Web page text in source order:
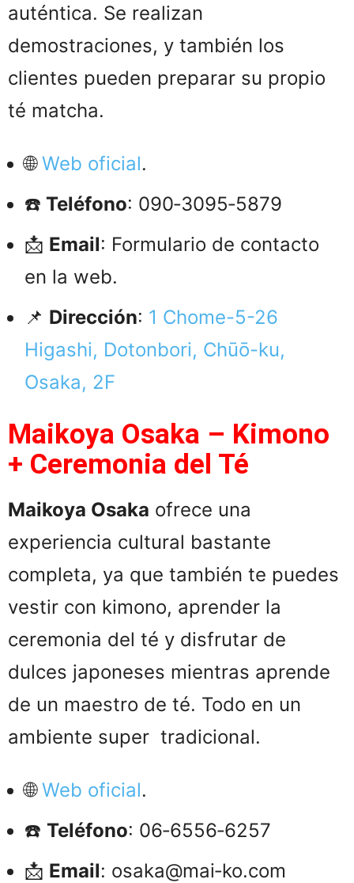
auténtica. Se realizan
demostraciones, y también los
clientes pueden preparar su propio
té matcha.
🌐Web oficial.
☎️ Teléfono: 090‑3095‑5879
📩 Email: Formulario de contacto
en la web.
📌 Dirección: 1 Chome-5-26
Higashi, Dotonbori, Chūō-ku,
Osaka, 2F
Maikoya Osaka – Kimono
+ Ceremonia del Té
Maikoya Osaka ofrece una
experiencia cultural bastante
completa, ya que también te puedes
vestir con kimono, aprender la
ceremonia del té y disfrutar de
dulces japoneses mientras aprende
de un maestro de té. Todo en un
ambiente super tradicional.
🌐Web oficial.
☎️ Teléfono: 06‑6556‑6257
📩 Email: osaka@mai‑ko.com